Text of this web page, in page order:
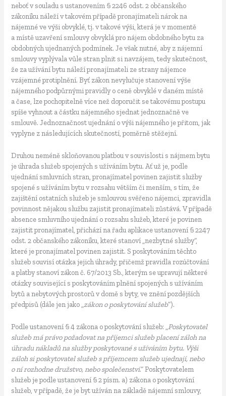
neboť v souladu s ustanovením § 2246 odst. 2 občanského
zákoníku náleží v takovém případě pronajímateli nárok na
nájemné ve výši obvyklé, tj. v takové výši, která je v momentě
a místě uzavření smlouvy obvyklá pro nájem obdobného bytu za
obdobných ujednaných podmínek. Je však nutné, aby z nájemní
smlouvy vyplývala vůle stran plnit si navzájem, tedy skutečnost,
že za užívání bytu náleží pronajímateli ze strany nájemce
vzájemné protiplnění. Byť zákon nevylučuje stanovení výše
nájemného podpůrnými pravidly o ceně obvyklé v daném místě
a čase, lze pochopitelně více než doporučit se takovému postupu
spíše vyhnout a částku nájemného sjednat jednoznačně ve
smlouvě. Jednoznačnost ujednání o výši nájemného je přitom, jak
vyplyne z následujících skutečností, poměrně stěžejní.
Druhou neméně skloňovanou platbou v souvislosti s nájmem bytu
je úhrada služeb spojených s užíváním bytu. Ať už je, podle
ujednání smluvních stran, pronajímatel povinen zajistit služby
spojené s užíváním bytu v rozsahu větším či menším, s tím, že
zajištění ostatních služeb je smlouvou svěřeno nájemci, zpravidla
povinnost nějakou službu zajistit pronajímateli zůstává. V případě
absence smluvního ujednání o rozsahu služeb, které je povinen
zajistit pronajímatel, přichází na řadu aplikace ustanovení § 2247
odst. 2 občanského zákoníku, které stanoví „nezbytné služby“,
které je pronajímatel povinen zajistit. S poskytováním těchto
služeb souvisí otázka jejich úhrady, přičemž pravidla rozúčtování
a platby stanoví zákon č. 67/2013 Sb., kterým se upravují některé
otázky související s poskytováním plnění spojených s užíváním
bytů a nebytových prostorů v domě s byty, ve znění pozdějších
předpisů (dále jen jako „zákon o poskytování služeb“).
Podle ustanovení § 4 zákona o poskytování služeb: „Poskytovatel
služeb má právo požadovat na příjemci služeb placení záloh na
úhradu nákladů na služby poskytované s užíváním bytu. Výši
záloh si poskytovatel služeb s příjemcem služeb ujednají, nebo
o ní rozhodne družstvo, nebo společenství.“ Poskytovatelem
služeb je podle ustanovení § 2 písm. a) zákona o poskytování
služeb, v případě, že je byt užíván na základě nájemní smlouvy,